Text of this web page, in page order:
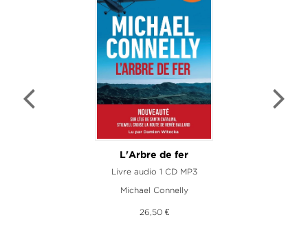
L'Arbre de fer
Livre audio 1 CD MP3
Michael Connelly
26,50 €